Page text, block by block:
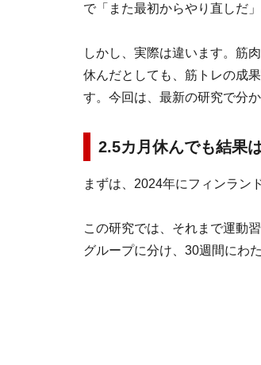
で「また最初からやり直しだ
しかし、実際は違います。筋
休んだとしても、筋トレの成
す。今回は、最新の研究で分
2.5カ月休んでも結果
まずは、2024年にフィンラン
この研究では、それまで運動
グループに分け、30週間にわ